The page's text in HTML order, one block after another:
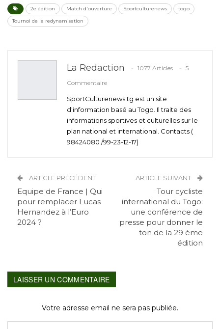
2e édition Match d'ouverture Sportculturenews
togo
Tournoi de la redynamisation
La Redaction 1077 Articles
5
Commentaire
SportCulturenews.tg est un site
d'information basé au Togo. Il traite des
informations sportives et culturelles sur le
plan national et international. Contacts (
98424080 /99-23-12-17)
ARTICLE PRÉCÉDENT
Equipe de France | Qui
pour remplacer Lucas
Hernandez à l’Euro
2024 ?
ARTICLE SUIVANT
Tour cycliste
international du Togo:
une conférence de
presse pour donner le
ton de la 29 ème
édition
LAISSER UN COMMENTAIRE
Votre adresse email ne sera pas publiée.